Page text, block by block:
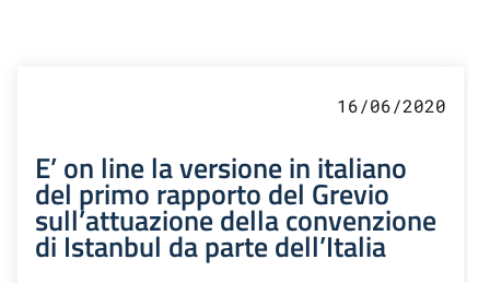
16/06/2020
E’ on line la versione in italiano
del primo rapporto del Grevio
sull’attuazione della convenzione
di Istanbul da parte dell’Italia